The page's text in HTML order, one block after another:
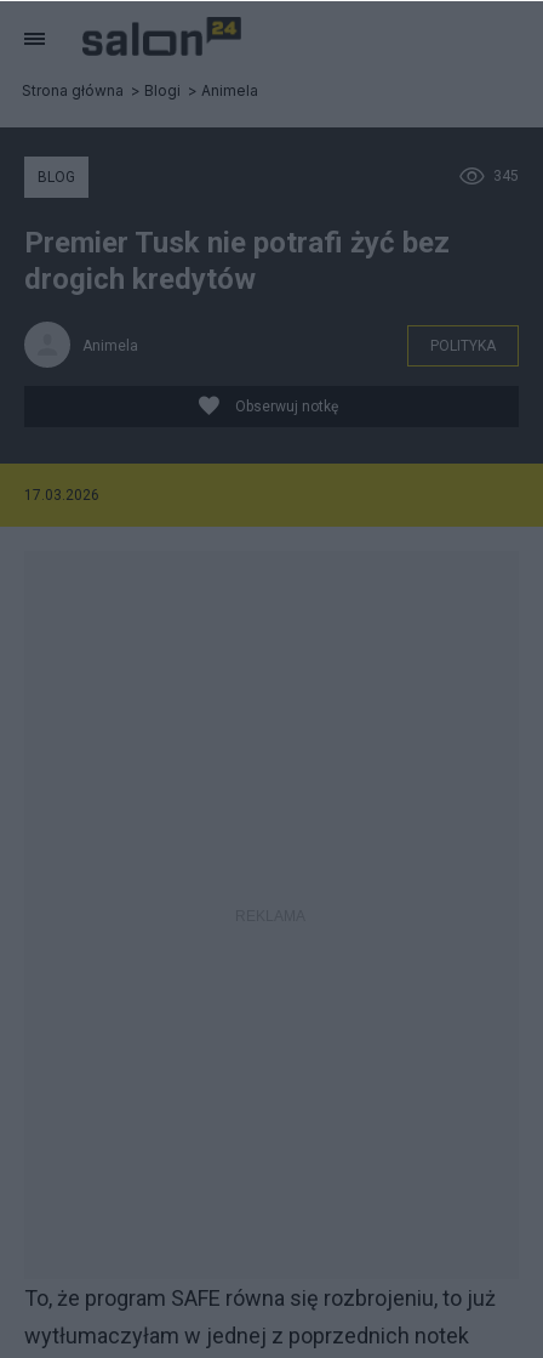
Strona główna Blogi Animela
345
BLOG
Premier Tusk nie potrafi żyć bez
drogich kredytów
Animela POLITYKA
Obserwuj notkę
17.03.2026
To, że program SAFE równa się rozbrojeniu, to już
wytłumaczyłam w jednej z poprzednich notek